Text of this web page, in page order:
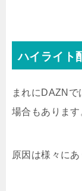
ハイライト
まれにDAZNで
場合もあります
原因は様々に